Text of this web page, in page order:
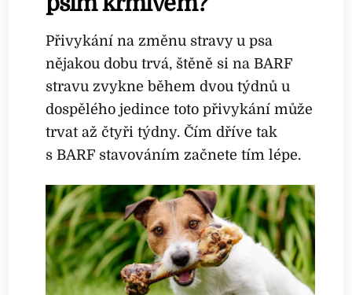
Přivykání na změnu stravy u psa
nějakou dobu trvá, štěně si na BARF
stravu zvykne během dvou týdnů u
dospělého jedince toto přivykání může
trvat až čtyři týdny. Čím dříve tak
s BARF stavováním začnete tím lépe.